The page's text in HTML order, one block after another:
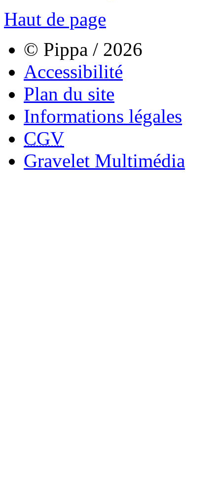
Haut de page
© Pippa / 2026
Accessibilité
Plan du site
Informations légales
CGV
Gravelet Multimédia